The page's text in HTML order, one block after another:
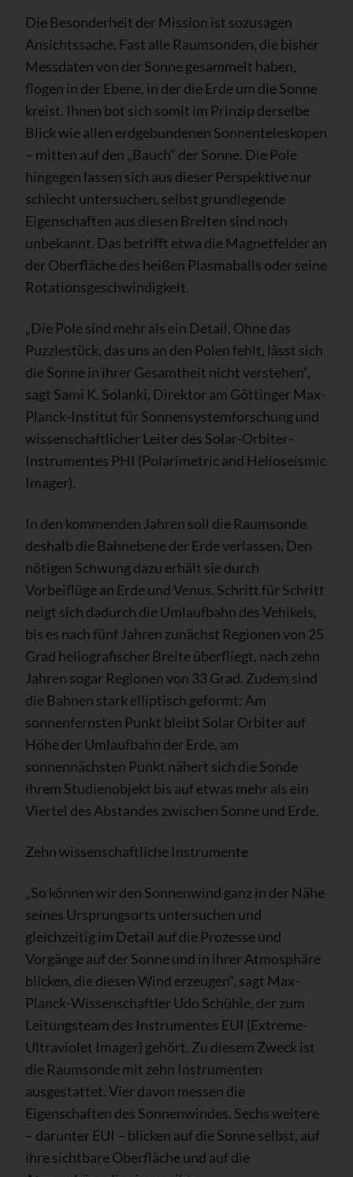
Die Besonderheit der Mission ist sozusagen
Ansichtssache. Fast alle Raumsonden, die bisher
Messdaten von der Sonne gesammelt haben,
flogen in der Ebene, in der die Erde um die Sonne
kreist. Ihnen bot sich somit im Prinzip derselbe
Blick wie allen erdgebundenen Sonnenteleskopen
– mitten auf den „Bauch“ der Sonne. Die Pole
hingegen lassen sich aus dieser Perspektive nur
schlecht untersuchen, selbst grundlegende
Eigenschaften aus diesen Breiten sind noch
unbekannt. Das betrifft etwa die Magnetfelder an
der Oberfläche des heißen Plasmaballs oder seine
Rotationsgeschwindigkeit.
„Die Pole sind mehr als ein Detail. Ohne das
Puzzlestück, das uns an den Polen fehlt, lässt sich
die Sonne in ihrer Gesamtheit nicht verstehen“,
sagt Sami K. Solanki, Direktor am Göttinger Max-
Planck-Institut für Sonnensystemforschung und
wissenschaftlicher Leiter des Solar-Orbiter-
Instrumentes PHI (Polarimetric and Helioseismic
Imager).
In den kommenden Jahren soll die Raumsonde
deshalb die Bahnebene der Erde verlassen. Den
nötigen Schwung dazu erhält sie durch
Vorbeiflüge an Erde und Venus. Schritt für Schritt
neigt sich dadurch die Umlaufbahn des Vehikels,
bis es nach fünf Jahren zunächst Regionen von 25
Grad heliografischer Breite überfliegt, nach zehn
Jahren sogar Regionen von 33 Grad. Zudem sind
die Bahnen stark elliptisch geformt: Am
sonnenfernsten Punkt bleibt Solar Orbiter auf
Höhe der Umlaufbahn der Erde, am
sonnennächsten Punkt nähert sich die Sonde
ihrem Studienobjekt bis auf etwas mehr als ein
Viertel des Abstandes zwischen Sonne und Erde.
Zehn wissenschaftliche Instrumente
„So können wir den Sonnenwind ganz in der Nähe
seines Ursprungsorts untersuchen und
gleichzeitig im Detail auf die Prozesse und
Vorgänge auf der Sonne und in ihrer Atmosphäre
blicken, die diesen Wind erzeugen“, sagt Max-
Planck-Wissenschaftler Udo Schühle, der zum
Leitungsteam des Instrumentes EUI (Extreme-
Ultraviolet Imager) gehört. Zu diesem Zweck ist
die Raumsonde mit zehn Instrumenten
ausgestattet. Vier davon messen die
Eigenschaften des Sonnenwindes. Sechs weitere
– darunter EUI – blicken auf die Sonne selbst, auf
ihre sichtbare Oberfläche und auf die